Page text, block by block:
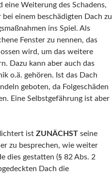
eine Weiterung des Schadens,
einem beschädigten Dach zu
ins Spiel. Als
Fenster zu nennen, das
wird, um das weitere
Dazu kann aber auch das
o.ä. gehören. Ist das Dach
geboten, da Folgeschäden
Eine Selbstgefährung ist aber
ist ZUNÄCHST seine
zu besprechen, wie weiter
dies gestatten (§ 82 Abs. 2
Dach die